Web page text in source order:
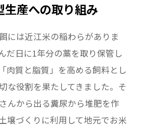
生産への取り組み
には近江米の稲わらがありま
だ日に1年分の藁を取り保管し
肉質と脂質」を高める飼料とし
な役割を果たしてきました。そ
んから出る糞尿から堆肥を作
壌づくりに利用して地元でお米